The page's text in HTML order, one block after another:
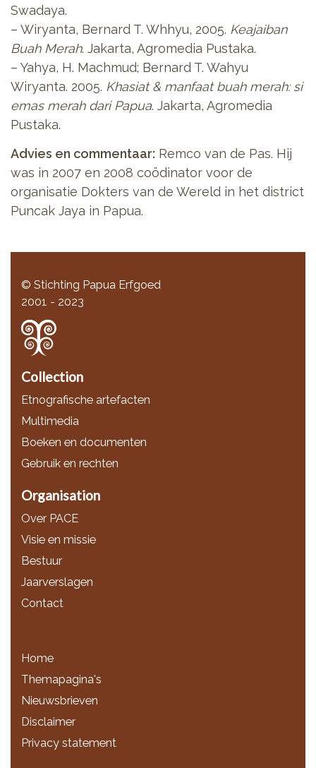
Swadaya.
– Wiryanta, Bernard T. Whhyu, 2005. Keajaiban
Buah Merah. Jakarta, Agromedia Pustaka.
– Yahya, H. Machmud; Bernard T. Wahyu
Wiryanta. 2005. Khasiat & manfaat buah merah: si
emas merah dari Papua. Jakarta, Agromedia
Pustaka.
Advies en commentaar: Remco van de Pas. Hij
was in 2007 en 2008 coödinator voor de
organisatie Dokters van de Wereld in het district
Puncak Jaya in Papua.
© Stichting Papua Erfgoed
2001 - 2023
Collection
Etnografische artefacten
Multimedia
Boeken en documenten
Gebruik en rechten
Organisation
Over PACE
Visie en missie
Bestuur
Jaarverslagen
Contact
Home
Themapagina's
Nieuwsbrieven
Disclaimer
Privacy statement